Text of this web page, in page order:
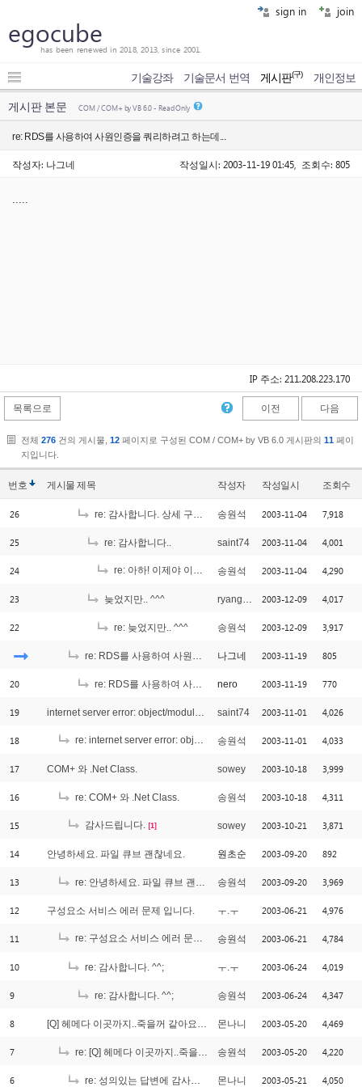
sign in join
egocube
has been renewed in 2018, 2013, since 2001.
기술강좌 기술문서 번역 게시판(구) 개인정보
게시판 본문 COM / COM+ by VB 6.0 - Read Only
re: RDS를 사용하여 사원인증을 쿼리하려고 하는데...
작성자: 나그네 작성일시: 2003-11-19 01:45, 조회수: 805
.....
IP 주소: 211.208.223.170
목록으로 이전 다음
전체 276 건의 게시물, 12 페이지로 구성된 COM / COM+ by VB 6.0 게시판의 11 페이
지입니다.
번호 게시물제목 작성자 작성일시 조회수
26 re: 감사합니다. 상세 구현 예상 방법입니다.. 송원석 2003-11-04 7,918
25 re: 감사합니다.. saint74 2003-11-04 4,001
24 re: 아하! 이제야 이해가 가는군요. ^_^ [1]
송원석 2003-11-04 4,290
23 늦었지만.. ^^^ ryangchi 2003-12-09 4,017
22 re: 늦었지만.. ^^^ 송원석 2003-12-09 3,917
re: RDS를 사용하여 사원인증을 쿼리하려고 하는데... 나그네 2003-11-19 805
20 re: RDS를 사용하여 사원인증을 쿼리하려고 하는데... nero 2003-11-19 770
19 internet server error: object/module net found saint74 2003-11-01 4,026
18 re: internet server error: object/module net found [1]
송원석 2003-11-01 4,033
17 COM+ 와 .Net Class. sowey 2003-10-18 3,999
16 re: COM+ 와 .Net Class. 송원석 2003-10-18 4,311
15 감사드립니다. [1] sowey 2003-10-21 3,871
14 안녕하세요. 파일 큐브 괜찮네요. 원초순 2003-09-20 892
13 re: 안녕하세요. 파일 큐브 괜찮네요. 송원석 2003-09-20 3,969
12 구성요소 서비스 에러 문제 입니다. ㅜ.ㅜ 2003-06-21 4,976
11 re: 구성요소 서비스 에러 문제 입니다. [1]
송원석 2003-06-21 4,784
10 re: 감사합니다. ^^; ㅜ.ㅜ 2003-06-24 4,019
9 re: 감사합니다. ^^; 송원석 2003-06-24 4,347
8 [Q] 헤메다 이곳까지..죽을꺼 같아요. dll 몬나니 2003-05-20 4,469
7 re: [Q] 헤메다 이곳까지..죽을꺼 같아요. dll 송원석 2003-05-20 4,220
6 re: 성의있는 답변에 감사드립니다..Err Check 몬나니 2003-05-21 4,050